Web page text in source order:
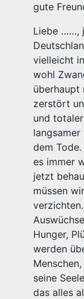
gute
Liebe ……,
vielleicht
wohl
überhaupt
zerstört
und
dem
es immer
jetzt
müssen
Hunger,
werden
seine
das alles